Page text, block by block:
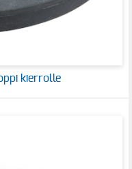
kierrolle